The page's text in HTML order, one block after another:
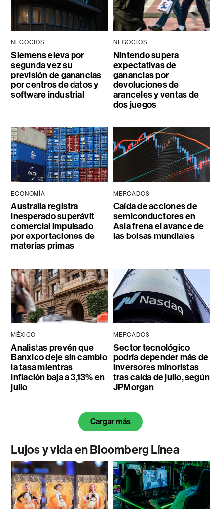
NEGOCIOS
Siemens eleva por
segunda vez su
previsión de ganancias
por centros de datos y
software industrial
NEGOCIOS
Nintendo supera
expectativas de
ganancias por
devoluciones de
aranceles y ventas de
dos juegos
ECONOMÍA
Australia registra
inesperado superávit
comercial impulsado
por exportaciones de
materias primas
MERCADOS
Caída de acciones de
semiconductores en
Asia frena el avance de
las bolsas mundiales
MÉXICO
Analistas prevén que
Banxico deje sin cambio
la tasa mientras
inflación baja a 3,13% en
julio
MERCADOS
Sector tecnológico
podría depender más de
inversores minoristas
tras caída de julio, según
JPMorgan
Cargar más
Lujos y vida en Bloomberg Línea